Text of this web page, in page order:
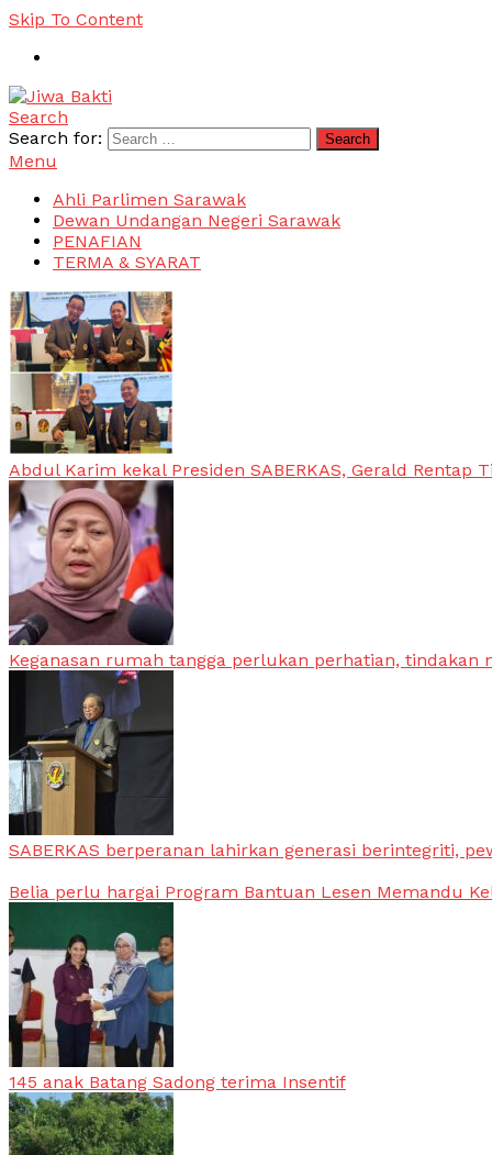
Skip To Content
Jiwa Bakti
Suara PBB Sarawak
Search
Search for:
Menu
Ahli Parlimen Sarawak
Dewan Undangan Negeri Sarawak
PENAFIAN
TERMA & SYARAT
Abdul Karim kekal Presiden SABERKAS, Gerald Rentap
Keganasan rumah tangga perlukan perhatian, tindakan
SABERKAS berperanan lahirkan generasi berintegriti,
Belia perlu hargai Program Bantuan Lesen Memandu
145 anak Batang Sadong terima Insentif